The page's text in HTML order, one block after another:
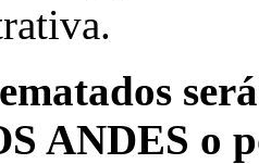
ANDES o